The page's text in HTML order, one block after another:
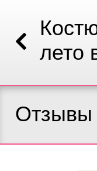
лето
Отзывы